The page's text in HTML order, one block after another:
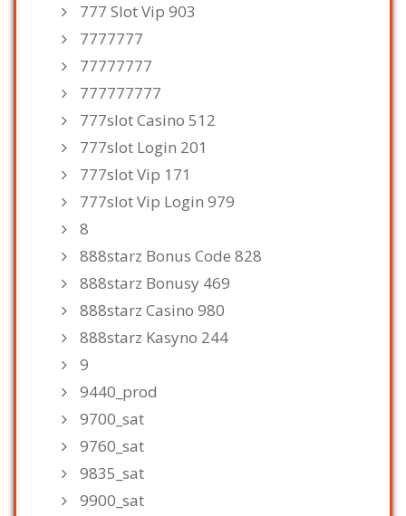
777 Slot Vip 903
7777777
77777777
777777777
777slot Casino 512
777slot Login 201
777slot Vip 171
777slot Vip Login 979
8
888starz Bonus Code 828
888starz Bonusy 469
888starz Casino 980
888starz Kasyno 244
9
9440_prod
9700_sat
9760_sat
9835_sat
9900_sat